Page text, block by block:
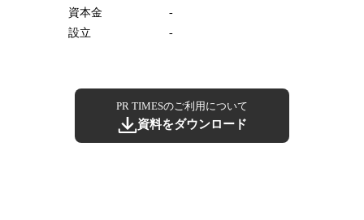
資本金
-
設立
-
PR TIMESのご利用について
資料をダウンロード